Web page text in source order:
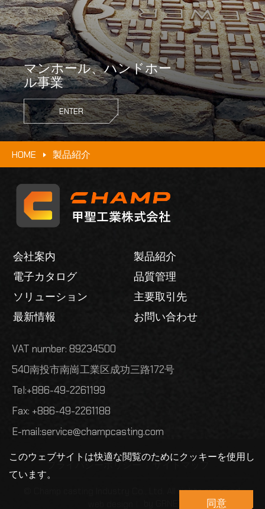
このウェブサイトは快適な閲覧のためにクッキーを使用し
ています。
同意
マンホール、ハンドホー
ル事業
ENTER
HOME 製品紹介
会社案内
製品紹介
電子カタログ
品質管理
ソリューション
主要取引先
最新情報
お問い合わせ
VAT number: 89234500
540南投市南崗工業区成功三路172号
Tel:+886-49-2261199
Fax: +886-49-2261188
E-mail:service@champcasting.com
プライバシーポリシー サイトマップ
© Champ casting Industry Co., Ltd. All rights reserved.